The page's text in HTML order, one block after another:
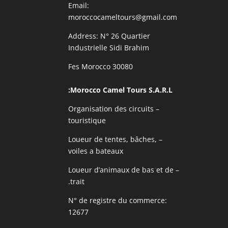
Email:
moroccocameltours@gmail.com
Address: N° 26 Quartier
Industrielle Sidi Brahim
30080 Fes Morocco
Morocco Camel Tours S.A.R.L:
– Organisation des circuits
touristique
– Loueur de tentes, bâches,
voiles a bateaux
– Loueur d’animaux de bas et de
trait.
N° de registre du commerce:
12677